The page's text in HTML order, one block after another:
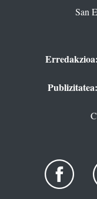
San
Erredakzioa:
Publizitatea: